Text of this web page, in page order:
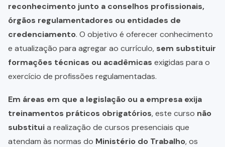
reconhecimento junto a conselhos profissionais,
órgãos regulamentadores ou entidades de
credenciamento. O objetivo é oferecer conhecimento
e atualização para agregar ao currículo, sem substituir
formações técnicas ou acadêmicas exigidas para o
exercício de profissões regulamentadas.
Em áreas em que a legislação ou a empresa exija
treinamentos práticos obrigatórios, este curso não
substituia realização de cursos presenciais que
atendam às normas do Ministério do Trabalho, os